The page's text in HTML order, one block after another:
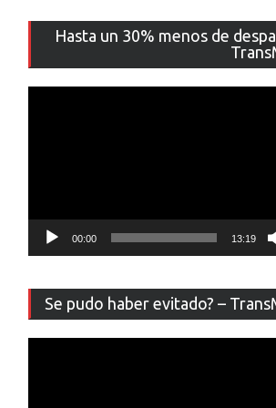
Hasta un 30% menos de
00:00 13:19
Se pudo haber evitado? –